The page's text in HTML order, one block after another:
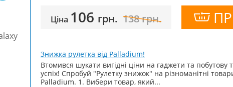
Ціна 106 грн. 138грн.
Знижка рулетка від Palladium!
Втомився шукати вигідні ціни на гаджети та побутову
успіх! Спробуй "Рулетку знижок" на різноманітні
Palladium. 1. Вибери товар, який...